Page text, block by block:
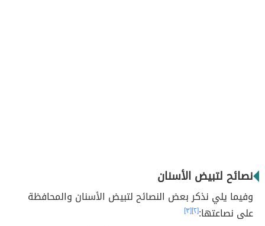
نصائح لتبيض الأسنان
وفيما يلي نذكر بعض النصائح لتبيض الأسنان والمحافظة
على نصاعتها:[٢] [٣]